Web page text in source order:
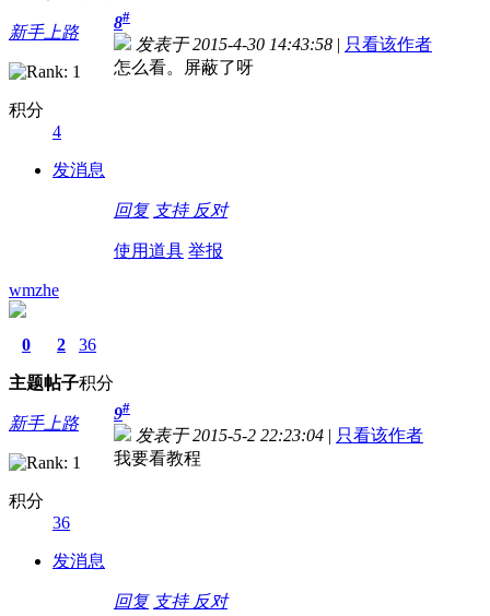
新手上路
积分
4
发消息
8#
发表于 2015-4-30 14:43:58 | 只看该作者
怎么看。屏蔽了呀
回复 支持 反对
使用道具 举报
wmzhe
0
主题
2
帖子
36
积分
新手上路
积分
36
发消息
9#
发表于 2015-5-2 22:23:04 | 只看该作者
我要看教程
回复 支持 反对